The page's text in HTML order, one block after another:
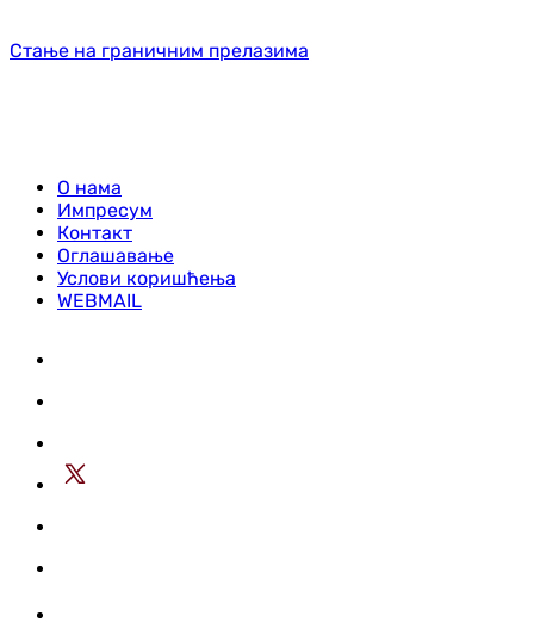
Стање на граничним прелазима
О нама
Импресум
Контакт
Оглашавање
Услови коришћења
WEBMAIL